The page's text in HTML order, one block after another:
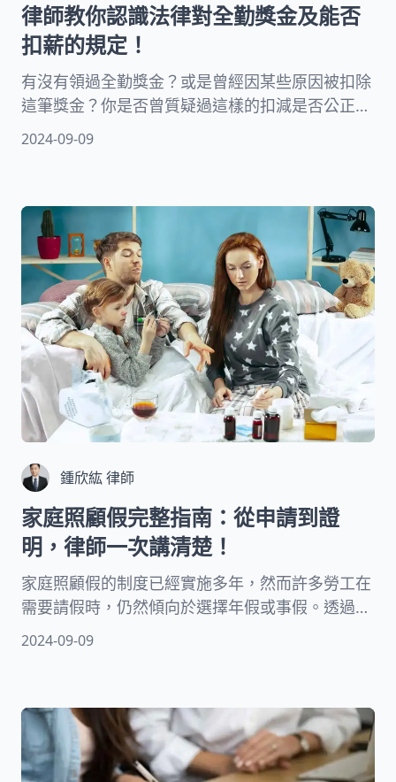
律師教你認識法律對全勤獎金及能否
扣薪的規定！
有沒有領過全勤獎金？或是曾經因某些原因被扣除
這筆獎金？你是否曾質疑過這樣的扣減是否公正合
理？在這篇文章中，我們將邀請律師來深入探討全
勤獎金。透過專業律師的分析，解釋這些情況，以
幫助大家更好地理解並維護自身權益。
2024-09-09
鍾欣紘 律師
家庭照顧假完整指南：從申請到證
明，律師一次講清楚！
家庭照顧假的制度已經實施多年，然而許多勞工在
需要請假時，仍然傾向於選擇年假或事假。透過這
篇文章，我們將由資深律師為您詳解如何準備家庭
以及請家庭照顧假是否會影響您的薪水。
2024-09-09